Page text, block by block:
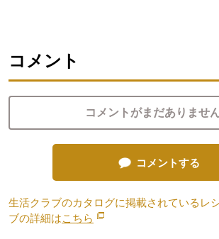
コメント
コメントがまだありません
コメントする
生活クラブのカタログに掲載されているレ
ブの詳細はこちら 別のウィンドウで開きます